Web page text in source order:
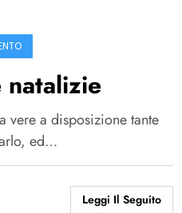
vere a disposizione tante
ed…
Leggi Il Seguito